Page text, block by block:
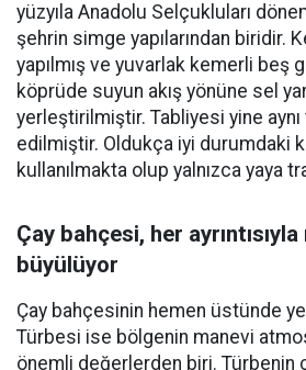
yüzyıla Anadolu Selçukluları
şehrin simge yapılarından biridir.
yapılmış ve yuvarlak kemerli beş
köprüde suyun akış yönüne sel
yerleştirilmiştir. Tabliyesi yine
edilmiştir. Oldukça iyi durumdaki
kullanılmakta olup yalnızca yaya
Çay bahçesi, her
büyülüyor
Çay bahçesinin hemen üstünde
Türbesi ise bölgenin manevi
önemli değerlerden biri. Türbenin